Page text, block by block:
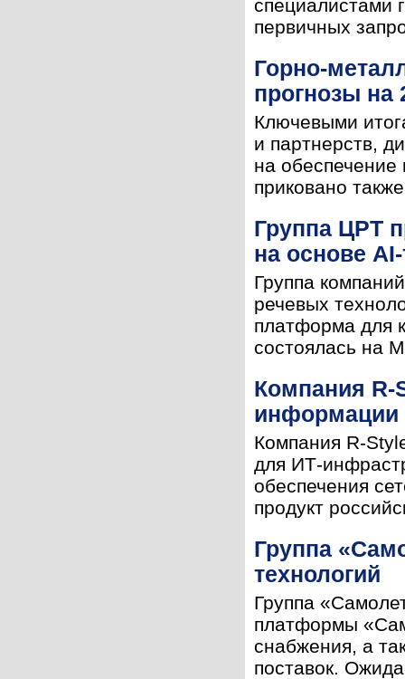
специалистами
первичных
Горно-
прогнозы на
Ключевыми
и партнерств,
на обеспечение
приковано
Группа ЦРТ
на основе
Группа
речевых
платформа для
состоялась на
Компания R-
информации
Компания R-
для ИТ-
обеспечения
продукт
Группа
технологий
Группа
платформы
снабжения, а
поставок.